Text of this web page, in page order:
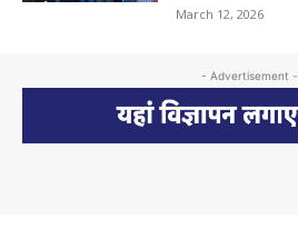
March 12, 2026
- Advertisement -